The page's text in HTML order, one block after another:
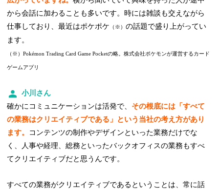
から会話に加わることも多いです。時には雑談も交えながら
仕事しており、最近はポケポケ （※）の話題で盛り上がってい
ます。
（※）Pokémon Trading Card Game Pocketの略。株式会社ポケモンが運営するカード
ゲームアプリ
小川さん
確かにコミュニケーションは活発で、 その根底には「すべて
の業務はクリエイティブである」という当社の考え方があり
ます。
コンテンツの制作やデザインといった業務だけでな
く、人事や経理、総務といったバックオフィスの業務もすべ
てクリエイティブだと思うんです。
すべての業務がクリエイティブであるということは、常に話